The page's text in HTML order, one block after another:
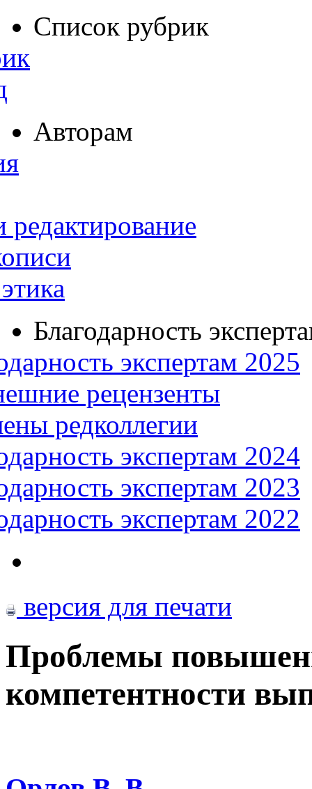
Список рубрик
Авторам
редактирование
Благодарность
экспертам 2025
рецензенты
редколлегии
экспертам 2024
экспертам 2023
экспертам 2022
версия для печати
Проблемы
компетентности